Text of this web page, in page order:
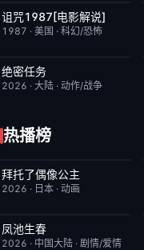
已完结
诅咒1987[电影解说]
1987 · 美国 · 科幻/恐怖
今日更新
绝密任务
2026 · 大陆 · 动作/战争
热播榜
更新至第19集
拜托了偶像公主
2026 · 日本 · 动画
已完结
凤池生春
2026 · 中国大陆 · 剧情/爱情